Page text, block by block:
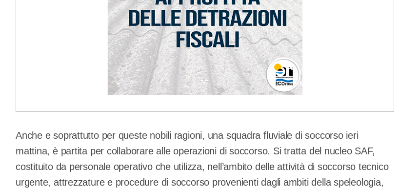
Anche e soprattutto per queste nobili ragioni, una squadra fluviale di soccorso ieri
mattina, è partita per collaborare alle operazioni di soccorso. Si tratta del nucleo SAF,
costituito da personale operativo che utilizza, nell’ambito delle attività di soccorso tecnico
urgente, attrezzature e procedure di soccorso provenienti dagli ambiti della speleologia,